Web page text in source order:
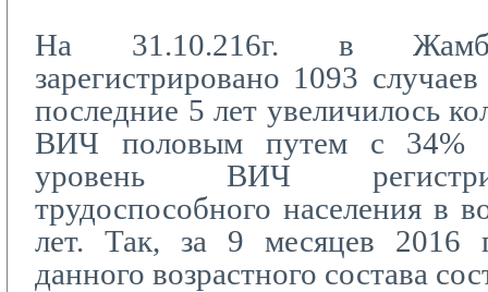
На 31.10.216г. в
зарегистрировано 1093
последние 5 лет увеличилось
ВИЧ половым путем с 34%
уровень ВИЧ
трудоспособного населения в
лет. Так, за 9 месяцев 2016
данного возрастного состава